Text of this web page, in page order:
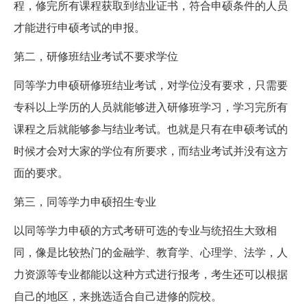
程，修完所有课程获取到结业证书，符合申硕条件的人员
才能进行申硕考试的申报。
第二，研修班结业考试不要求学位
同等学力申硕研修班结业考试，对学位没有要求，只需要
专科以上学历的人员就能够进入研修班学习，学习完所有
课程之后就能够参与结业考试。也就是只有在申硕考试的
时候才会对大家的学位有所要求，而结业考试并没有这方
面的要求。
第三，同等学力申硕招生专业
以同等学力申硕的方式考研可选的专业与统招生大致相
同，像是比较热门的金融学、教育学、心理学、法学，人
力资源等专业都能以这种方式进行报考，考生还可以根据
自己的地区，来挑选适合自己进修的院校。